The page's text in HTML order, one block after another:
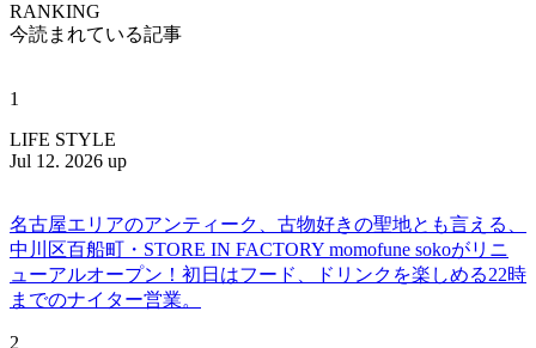
RANKING
今読まれている記事
1
LIFE STYLE
Jul 12. 2026 up
名古屋エリアのアンティーク、古物好きの聖地とも言える、
中川区百船町・STORE IN FACTORY momofune sokoがリニ
ューアルオープン！初日はフード、ドリンクを楽しめる22時
までのナイター営業。
2